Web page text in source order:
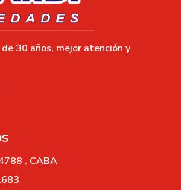
30 años, mejor atención y
. CABA